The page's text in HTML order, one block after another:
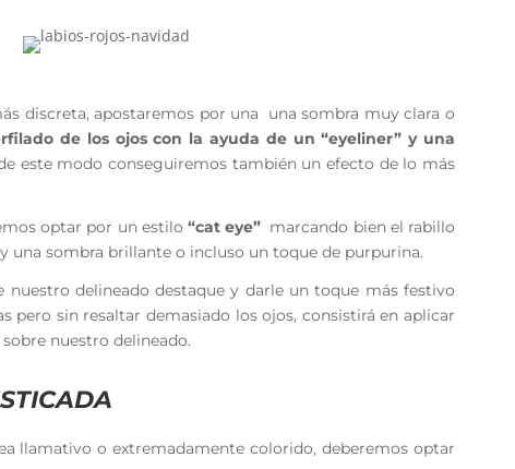
discreta, apostaremos por una una sombra muy clara o
de los ojos con la ayuda de un “eyeliner” y una
este modo conseguiremos también un efecto de lo más
optar por un estilo “cat eye” marcando bien el rabillo
una sombra brillante o incluso un toque de purpurina.
nuestro delineado destaque y darle un toque más festivo
pero sin resaltar demasiado los ojos, consistirá en aplicar
nuestro delineado.
llamativo o extremadamente colorido, deberemos optar